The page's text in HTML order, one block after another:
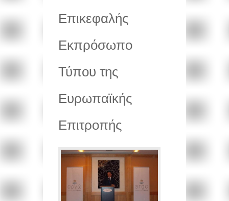
Επικεφαλής
Εκπρόσωπο
Τύπου της
Ευρωπαϊκής
Επιτροπής